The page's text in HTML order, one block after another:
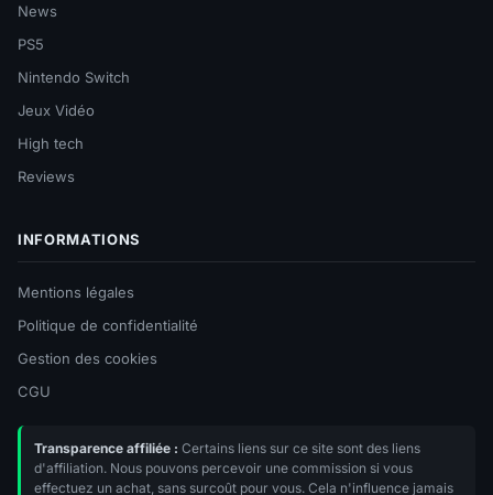
News
PS5
Nintendo Switch
Jeux Vidéo
High tech
Reviews
INFORMATIONS
Mentions légales
Politique de confidentialité
Gestion des cookies
CGU
Transparence affiliée : Certains liens sur ce site sont des liens
d'affiliation. Nous pouvons percevoir une commission si vous
effectuez un achat, sans surcoût pour vous. Cela n'influence jamais